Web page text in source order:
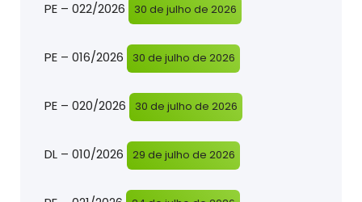
PE – 022/2026 30 de julho de 2026
PE – 016/2026 30 de julho de 2026
PE – 020/2026 30 de julho de 2026
DL – 010/2026 29 de julho de 2026